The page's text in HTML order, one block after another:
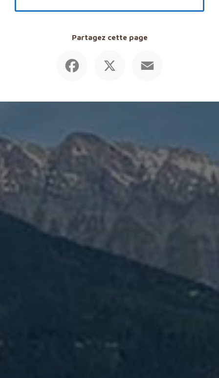
Partagez cette page